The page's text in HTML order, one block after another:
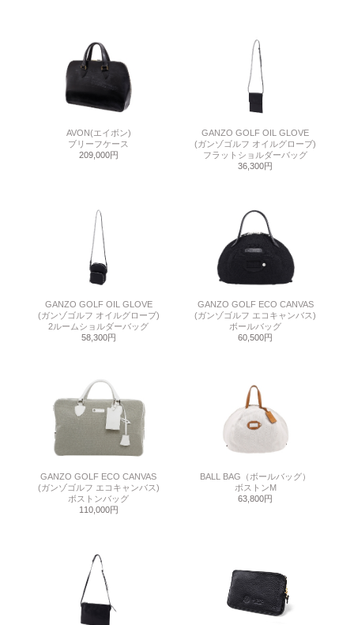
AVON(エイボン)
ブリーフケース
209,000円
GANZO GOLF OIL GLOVE
(ガンゾゴルフ オイルグローブ)
フラットショルダーバッグ
36,300円
GANZO GOLF OIL GLOVE
(ガンゾゴルフ オイルグローブ)
2ルームショルダーバッグ
58,300円
GANZO GOLF ECO CANVAS
(ガンゾゴルフ エコキャンバス)
ボールバッグ
60,500円
GANZO GOLF ECO CANVAS
(ガンゾゴルフ エコキャンバス)
ボストンバッグ
110,000円
BALL BAG（ボールバッグ）
ボストンM
63,800円